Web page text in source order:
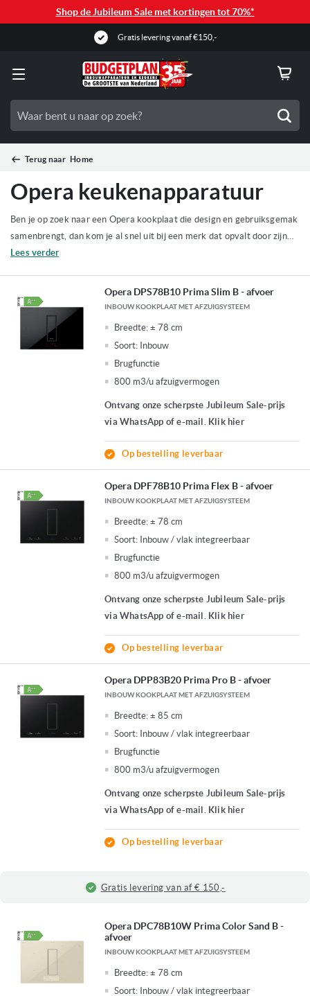
Shop de Jubileum Sale met kortingen tot 70%*
Gratis levering vanaf €150,-
Terug naar Home
Opera keukenapparatuur
Ben je op zoek naar een Opera kookplaat die design en gebruiksgemak
samenbrengt, dan kom je al snel uit bij een merk dat opvalt door zijn
eigen karakter. Een Opera kookplaat past bij moderne keukens waarin
aanvoelen en er strak uit moet zien. Zeker wanneer je kiest voor een
Opera kookplaat met afzuiging, haal je een oplossing in huis die koken
en ventileren samenbrengt in één geheel. Dat oogt rustig in de keuken
en zorgt tegelijk voor meer vrijheid in je indeling. Bij Budgetplan helpen
we je graag om te ontdekken welk model het beste past bij jouw
wensen, keukenruimte en manier van koken.
Lees verder
Opera DPS78B10 Prima Slim B - afvoer
INBOUW KOOKPLAAT MET AFZUIGSYSTEEM
Breedte: ± 78 cm
Soort: Inbouw
Brugfunctie
800 m3/u afzuigvermogen
Ontvang onze scherpste Jubileum Sale-prijs
via WhatsApp of e-mail. Klik hier
Op bestelling leverbaar
Opera DPF78B10 Prima Flex B - afvoer
INBOUW KOOKPLAAT MET AFZUIGSYSTEEM
Breedte: ± 78 cm
Soort: Inbouw / vlak integreerbaar
Brugfunctie
800 m3/u afzuigvermogen
Ontvang onze scherpste Jubileum Sale-prijs
via WhatsApp of e-mail. Klik hier
Op bestelling leverbaar
Opera DPP83B20 Prima Pro B - afvoer
INBOUW KOOKPLAAT MET AFZUIGSYSTEEM
Breedte: ± 85 cm
Soort: Inbouw / vlak integreerbaar
Brugfunctie
800 m3/u afzuigvermogen
Ontvang onze scherpste Jubileum Sale-prijs
via WhatsApp of e-mail. Klik hier
Op bestelling leverbaar
Gratis levering van af € 150,-
Opera DPC78B10W Prima Color Sand B -
afvoer
INBOUW KOOKPLAAT MET AFZUIGSYSTEEM
Breedte: ± 78 cm
Soort: Inbouw / vlak integreerbaar